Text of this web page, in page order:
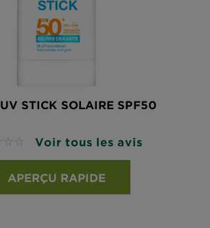
STICK SOLAIRE SPF50
Voir tous les avis
APERÇU RAPIDE